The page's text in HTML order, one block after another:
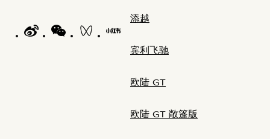
WEIBO LOGO"WECHAT LOGO"
BENTLEY WECHAT CHANNELS"
BENTLEY REDNOTE CHANNEL"
添越
宾利飞驰
欧陆 GT
欧陆 GT 敞篷版